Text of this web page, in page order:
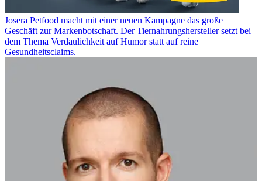
Josera Petfood macht mit einer neuen Kampagne das große
Geschäft zur Markenbotschaft. Der Tiernahrungshersteller setzt bei
dem Thema Verdaulichkeit auf Humor statt auf reine
Gesundheitsclaims.